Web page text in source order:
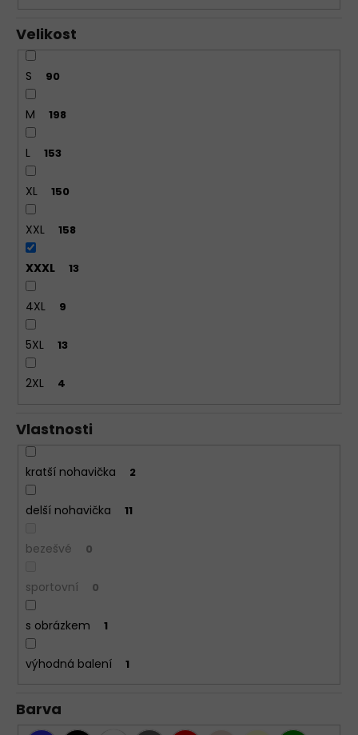
Velikost
S 90
M 198
L 153
XL 150
XXL 158
XXXL 13
4XL 9
5XL 13
2XL 4
Vlastnosti
kratší nohavička 2
delší nohavička 11
bezešvé 0
sportovní 0
s obrázkem 1
výhodná balení 1
Barva